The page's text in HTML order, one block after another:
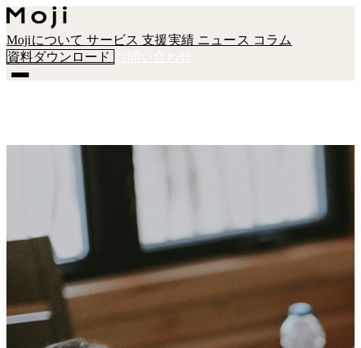
Mojiについてサービス支援実績 ニュース コラム
資料ダウンロード